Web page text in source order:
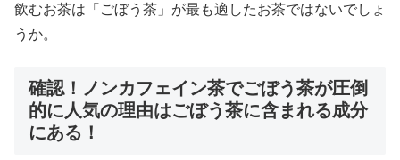
飲むお茶は「ごぼう茶」が最も適したお茶ではないでしょ
うか。
確認！ノンカフェイン茶でごぼう茶が圧倒
的に人気の理由はごぼう茶に含まれる成分
にある！